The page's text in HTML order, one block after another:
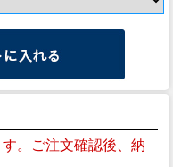
。ご注文確認後、納